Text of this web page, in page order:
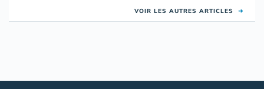
VOIR LES AUTRES ARTICLES ➜